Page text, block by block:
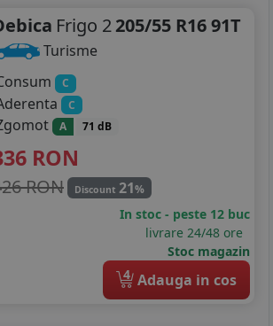
Frigo 2205/55 R16 91T
Turisme
C
C
A 71 dB
RON
RON Discount 21%
In stoc - peste 12 buc
livrare 24/48 ore
Stoc magazin
4 Adauga in cos